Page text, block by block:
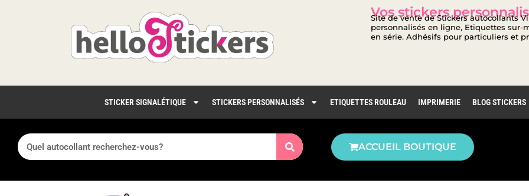
Vos stickers
Site de vente de Stickers autocollants
personnalisés en ligne, Etiquettes sur-
en série. Adhésifs pour particuliers et
STICKER SIGNALÉTIQUE STICKERS PERSONNALISÉS ETIQUETTES ROULEAU IMPRIMERIE BLOG STICKERS
ACCUEIL BOUTIQUE